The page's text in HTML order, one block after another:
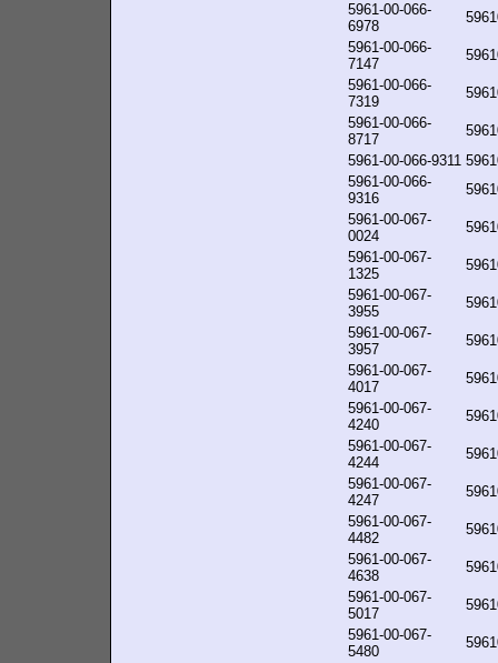
5961-00-066-
6978
5961-00-066-
7147
5961-00-066-
7319
5961-00-066-
8717
5961-00-066-9311
5961-00-066-
9316
5961-00-067-
0024
5961-00-067-
1325
5961-00-067-
3955
5961-00-067-
3957
5961-00-067-
4017
5961-00-067-
4240
5961-00-067-
4244
5961-00-067-
4247
5961-00-067-
4482
5961-00-067-
4638
5961-00-067-
5017
5961-00-067-
5480